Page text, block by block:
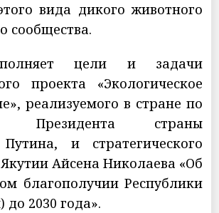
вида дикого животного
сообщества.
цели и задачи
проекта «Экологическое
реализуемого в стране по
Президента страны
и стратегического
Айсена Николаева «Об
благополучии Республики
до 2030 года».